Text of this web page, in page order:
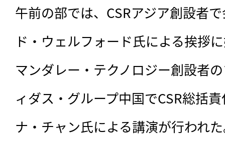
午前の部では、CSRアジア創設者
ド・ウェルフォード氏による挨拶
マンダレー・テクノロジー創設者
ィダス・グループ中国でCSR総括
ナ・チャン氏による講演が行われ